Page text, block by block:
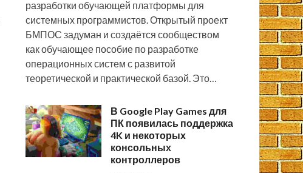
разработки обучающей платформы для
системных программистов. Открытый проект
БМПОС задуман и создаётся сообществом
как обучающее пособие по разработке
операционных систем с развитой
теоретической и практической базой. Это…
В Google Play Games для
ПК появилась поддержка
4K и некоторых
консольных
контроллеров